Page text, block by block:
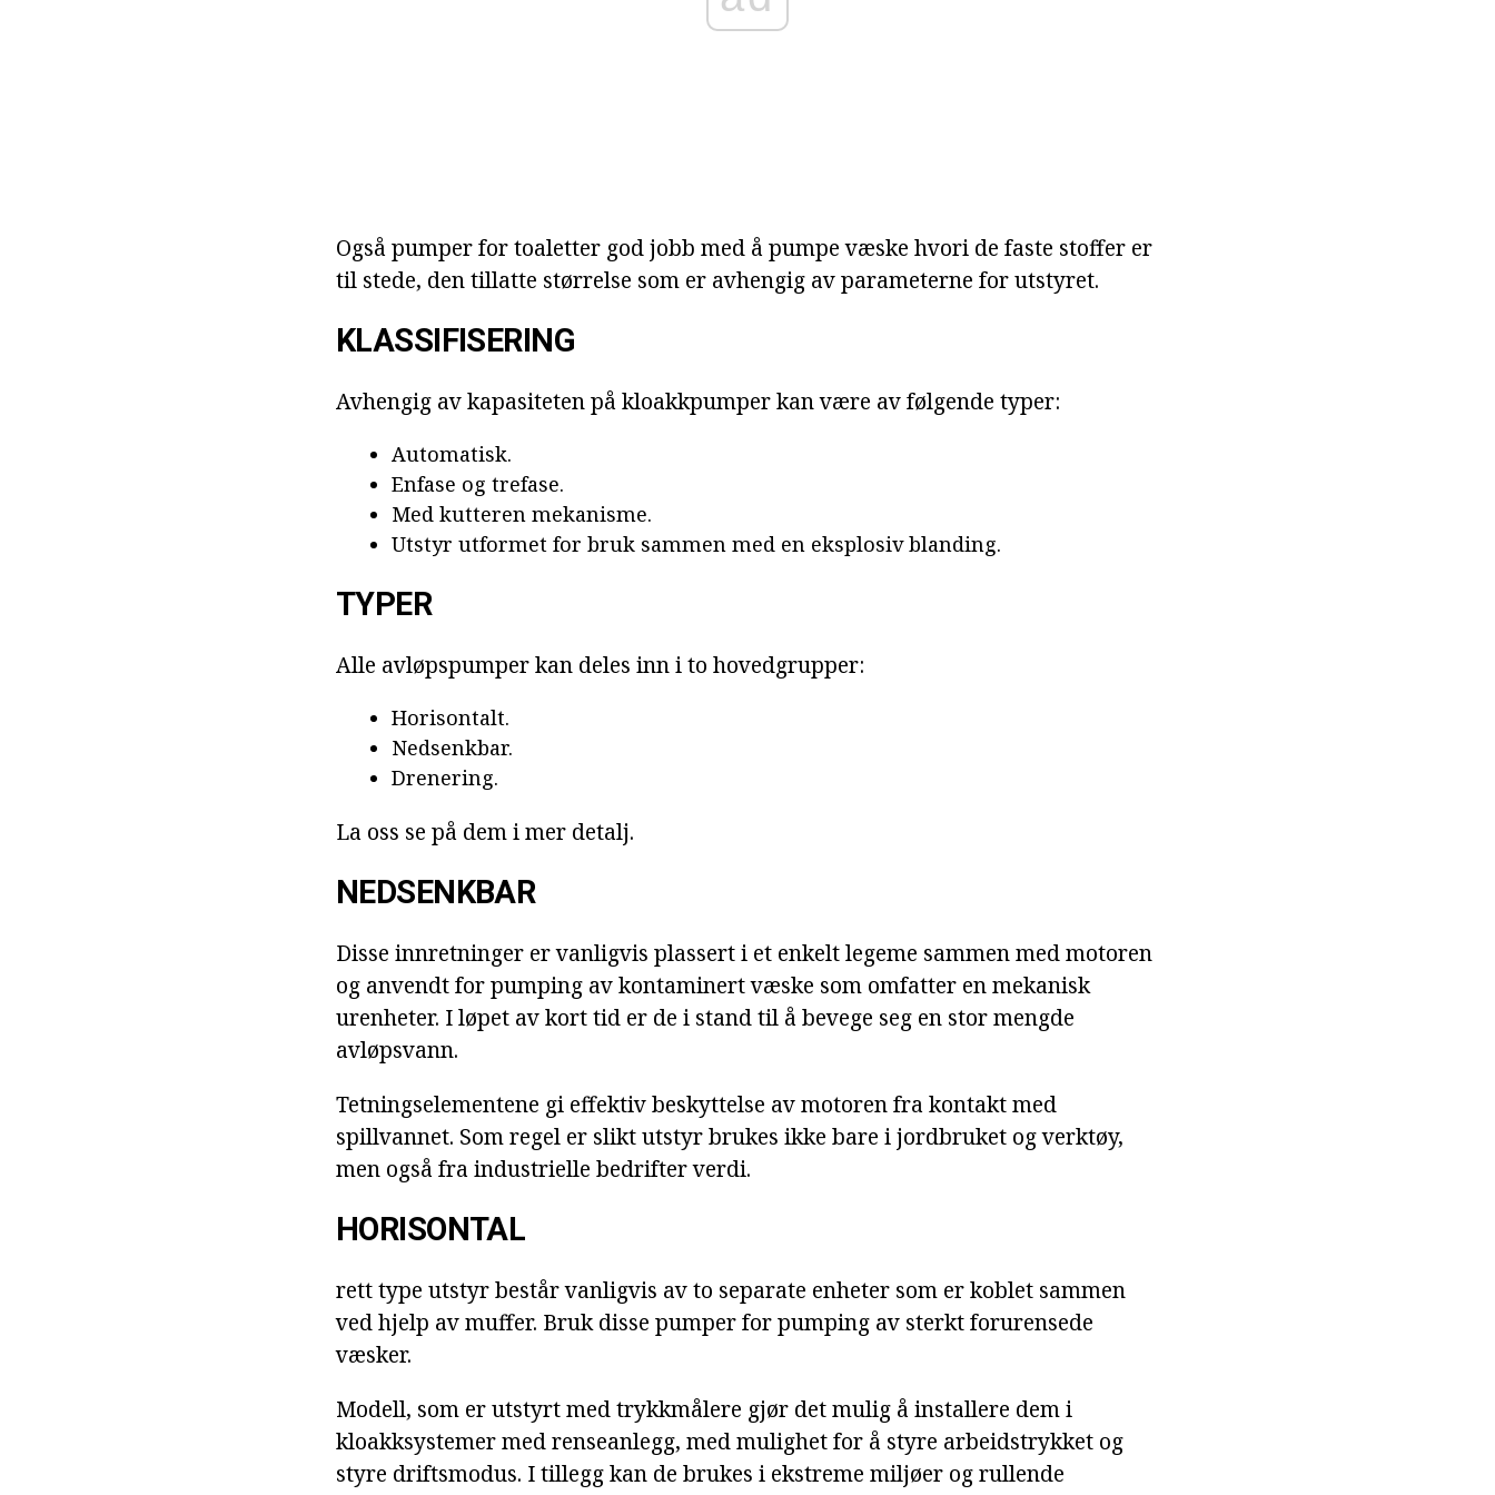
Også pumper for toaletter god jobb med å pumpe væske hvori de faste stoffer er
til stede, den tillatte størrelse som er avhengig av parameterne for utstyret.
KLASSIFISERING
Avhengig av kapasiteten på kloakkpumper kan være av følgende typer:
Automatisk.
Enfase og trefase.
Med kutteren mekanisme.
Utstyr utformet for bruk sammen med en eksplosiv blanding.
TYPER
Alle avløpspumper kan deles inn i to hovedgrupper:
Horisontalt.
Nedsenkbar.
Drenering.
La oss se på dem i mer detalj.
NEDSENKBAR
Disse innretninger er vanligvis plassert i et enkelt legeme sammen med motoren
og anvendt for pumping av kontaminert væske som omfatter en mekanisk
urenheter. I løpet av kort tid er de i stand til å bevege seg en stor mengde
avløpsvann.
Tetningselementene gi effektiv beskyttelse av motoren fra kontakt med
spillvannet. Som regel er slikt utstyr brukes ikke bare i jordbruket og verktøy,
men også fra industrielle bedrifter verdi.
HORISONTAL
rett type utstyr består vanligvis av to separate enheter som er koblet sammen
ved hjelp av muffer. Bruk disse pumper for pumping av sterkt forurensede
væsker.
Modell, som er utstyrt med trykkmålere gjør det mulig å installere dem i
kloakksystemer med renseanlegg, med mulighet for å styre arbeidstrykket og
styre driftsmodus. I tillegg kan de brukes i ekstreme miljøer og rullende